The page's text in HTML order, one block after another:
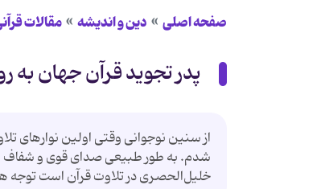
صفحه اصلی دین و اندیشه مقالات
پدر تجوید قرآن جهان به
از سنين نوجوانی وقتی اولين نوارهای
شدم. به طور طبيعی صدای قوی و شفاف و
خليل‌الحصری در تلاوت قرآن است توجه